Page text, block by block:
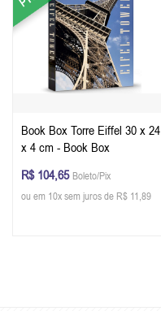
Book Box Torre Eiffel 30 x 24
x 4 cm - Book Box
R$ 104,65 Boleto/Pix
ou em 10x sem juros de R$ 11,89